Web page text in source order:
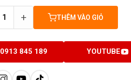
+ THÊM VÀO GIỎ
0913 845 189 YOUTUBE